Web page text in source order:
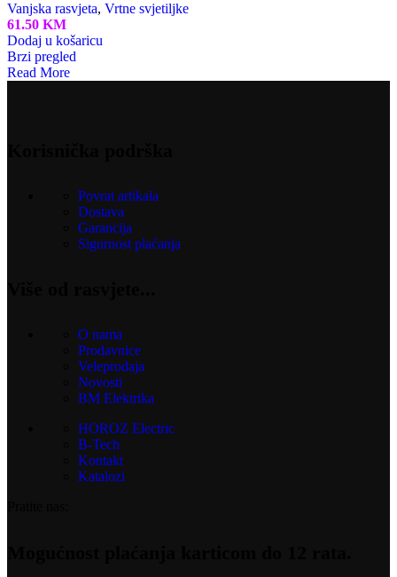
Vanjska rasvjeta, Vrtne svjetiljke
61.50 KM
Dodaj u košaricu
Brzi pregled
Read More
Povrat artikala
Dostava
Garancija
Sigurnost plaćanja
O nama
Prodavnice
Veleprodaja
Novosti
BM Elektrika
HOROZ Electric
B-Tech
Kontakt
Katalozi